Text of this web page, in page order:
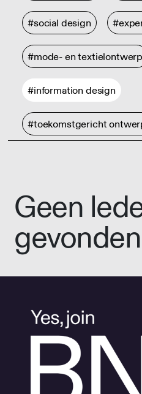
#social design
#mode- en textielontwerp
#information design
#toekomstgericht
Geen
gevonden